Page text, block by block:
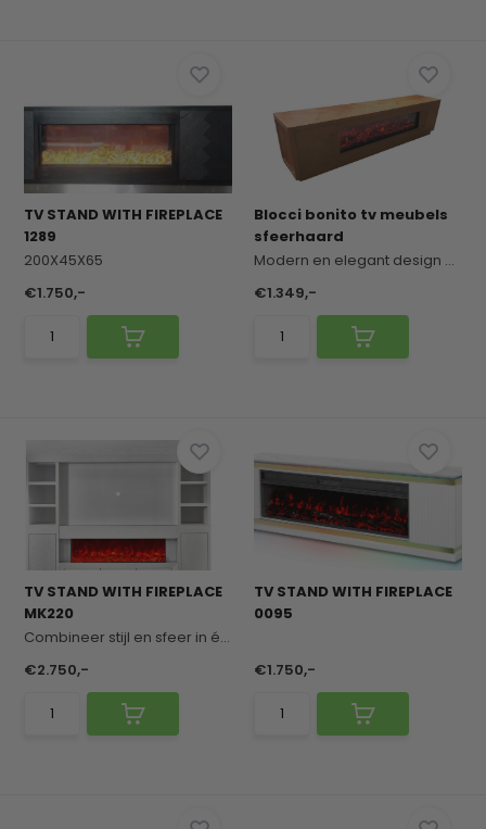
TV STAND WITH FIREPLACE
1289
200X45X65
€1.750,-
Blocci bonito tv meubels
sfeerhaard
Modern en elegant design dat functionaliteit en ...
€1.349,-
TV STAND WITH FIREPLACE
MK220
Combineer stijl en sfeer in één meubel. De ingeb...
€2.750,-
TV STAND WITH FIREPLACE
0095
€1.750,-